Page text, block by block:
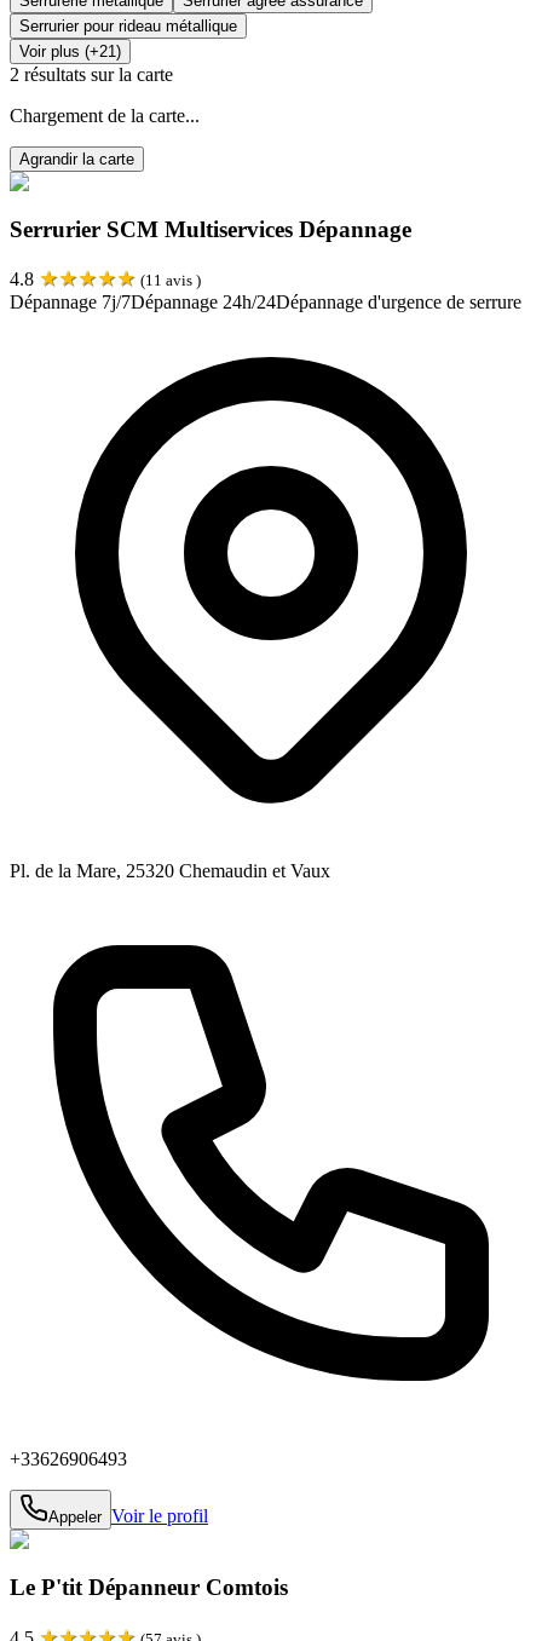
Serrurier pour rideau métallique
Voir plus (+21)
2 résultats sur la carte
Chargement de la carte...
Agrandir la carte
Serrurier SCM Multiservices Dépannage
4.8 ★★★★★ (11 avis )
Dépannage 7j/7Dépannage 24h/24Dépannage d'urgence de serrure
Pl. de la Mare, 25320 Chemaudin et Vaux
+33626906493
Appeler Voir le profil
Le P'tit Dépanneur Comtois